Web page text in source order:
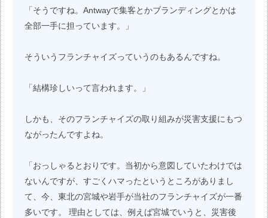
「そうですね。Antwayで集客とかブランディングとかは
全部一手に担っています。」
そういうフランチャイズっていうのもあるんですね。
「結構珍しいって言われます。」
しかも、そのフランチャイズの取り組みが災害支援にもつ
ながったんですよね。
「おっしゃるとおりです。当初から意図していたわけでは
ないんですが、すごくハマったというところがありまし
て、今、東北の宮城や岩手が当社のフランチャイズが一番
多いです。 理由としては、例えば宮城でいうと、災害後